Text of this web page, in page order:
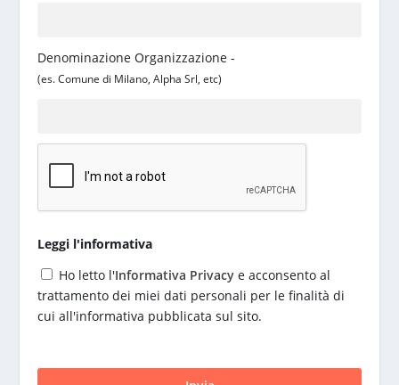
Denominazione Organizzazione -
(es. Comune di Milano, Alpha Srl, etc)
Leggi l'informativa
Ho letto l'Informativa Privacy e acconsento al
trattamento dei miei dati personali per le finalità di
cui all'informativa pubblicata sul sito.
i